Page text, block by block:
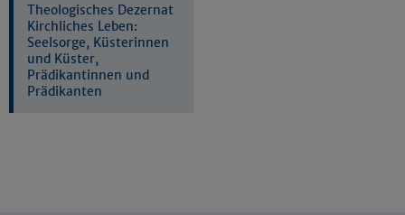
Theologisches Dezernat
Kirchliches Leben:
Seelsorge, Küsterinnen
und Küster,
Prädikantinnen und
Prädikanten